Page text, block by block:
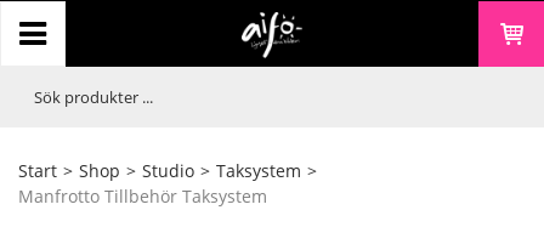
Start > Shop > Studio > Taksystem >
Manfrotto Tillbehör Taksystem